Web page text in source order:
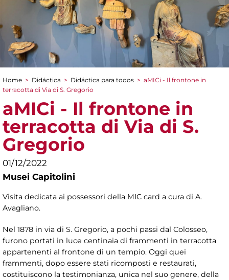
You are here
Home > Didáctica > Didáctica para todos > aMICi - Il frontone in
terracotta di Via di S. Gregorio
aMICi - Il frontone in
terracotta di Via di S.
Gregorio
01/12/2022
Musei Capitolini
Visita dedicata ai possessori della MIC card a cura di A.
Avagliano.
Nel 1878 in via di S. Gregorio, a pochi passi dal Colosseo,
furono portati in luce centinaia di frammenti in terracotta
appartenenti al frontone di un tempio. Oggi quei
frammenti, dopo essere stati ricomposti e restaurati,
costituiscono la testimonianza, unica nel suo genere, della